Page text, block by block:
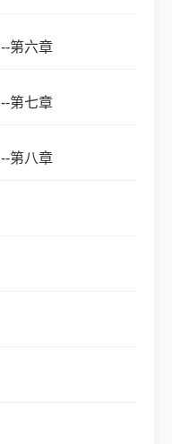
第六章
第七章
第八章